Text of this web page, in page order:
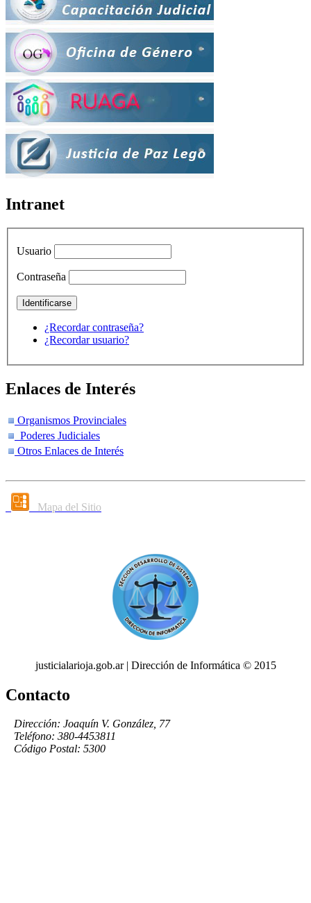
Intranet
Usuario
Contraseña
¿Recordar contraseña?
¿Recordar usuario?
Enlaces de Interés
Organismos Provinciales
Poderes Judiciales
Otros Enlaces de Interés
Mapa del Sitio
justicialarioja.gob.ar | Dirección de Informática © 2015
Contacto
Dirección: Joaquín V. González, 77
Teléfono: 380-4453811
Código Postal: 5300